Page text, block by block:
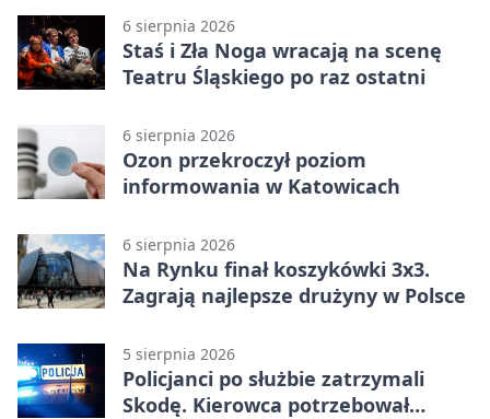
rundy kwalifikacyjnej
6 sierpnia 2026
Staś i Zła Noga wracają na scenę
Teatru Śląskiego po raz ostatni
6 sierpnia 2026
Ozon przekroczył poziom
informowania w Katowicach
6 sierpnia 2026
Na Rynku finał koszykówki 3x3.
Zagrają najlepsze drużyny w Polsce
5 sierpnia 2026
Policjanci po służbie zatrzymali
Skodę. Kierowca potrzebował